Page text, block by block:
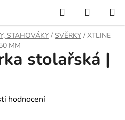
Hledat
KOŠÍK
STAHOVÁKY / SVĚRKY / XTLINE
MM
stolařská |
hodnocení